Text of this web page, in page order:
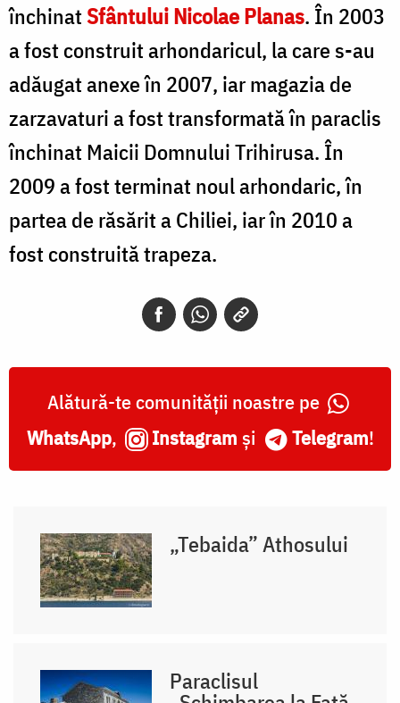
închinatSfântului Nicolae Planas. În 2003
a fost construit arhondaricul, la care s-au
adăugat anexe în 2007, iar magazia de
zarzavaturi a fost transformată în paraclis
închinat Maicii Domnului Trihirusa. În
2009 a fost terminat noul arhondaric, în
partea de răsărit a Chiliei, iar în 2010 a
fost construită trapeza.
Alătură-te comunității noastre pe
WhatsApp, Instagram și Telegram!
„Tebaida” Athosului
Paraclisul